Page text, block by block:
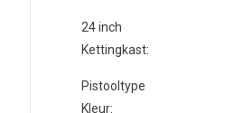
24inch
Kettingkast:
Pistooltype
Kleur: